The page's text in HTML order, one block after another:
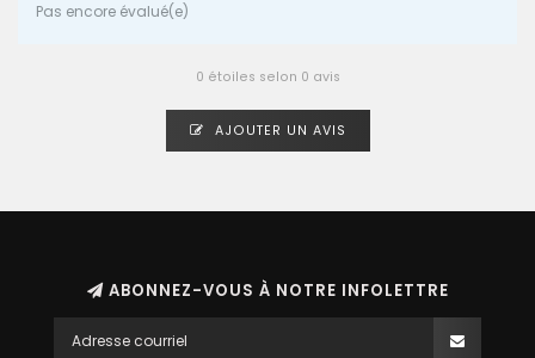
Pas encore évalué(e)
0 étoiles selon 0 avis
AJOUTER UN AVIS
ABONNEZ-VOUS À NOTRE INFOLETTRE